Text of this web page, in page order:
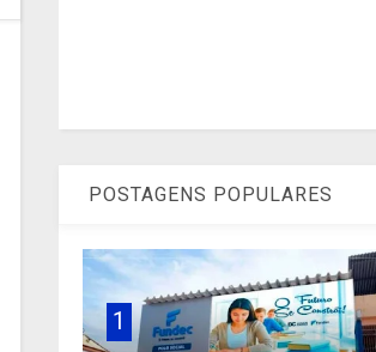
POSTAGENS POPULARES
1